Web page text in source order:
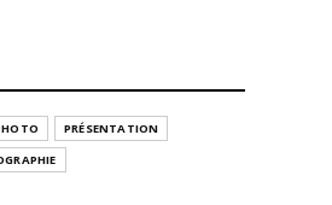
PRÉSENTATION